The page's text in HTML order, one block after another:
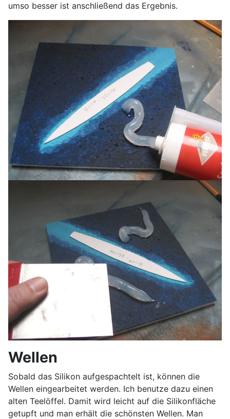
umso besser ist anschließend das Ergebnis.
Wellen
Sobald das Silikon aufgespachtelt ist, können die
Wellen eingearbeitet werden. Ich benutze dazu einen
alten Teelöffel. Damit wird leicht auf die Silikonfläche
getupft und man erhält die schönsten Wellen. Man